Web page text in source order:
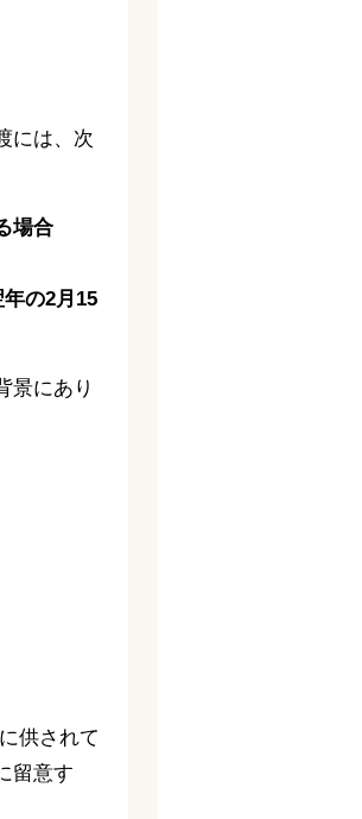
には、次
場合
の2月15
景にあり
供されて
留意す